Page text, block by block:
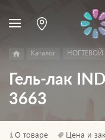
Каталог НОГТЕВОЙ
Гель-лак
3663
О товаре Цена и